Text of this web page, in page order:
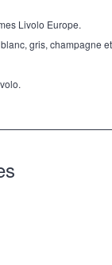
Livolo Europe.
gris, champagne et